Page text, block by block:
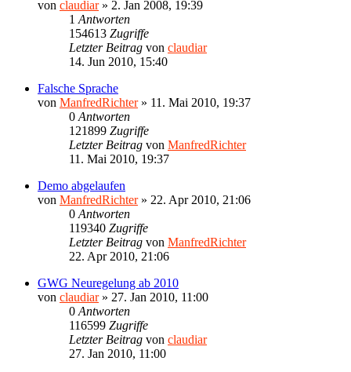
von claudiar» 2. Jan 2008, 19:39
1 Antworten
154613 Zugriffe
Letzter Beitrag von claudiar
14. Jun 2010, 15:40
Falsche Sprache
von ManfredRichter» 11. Mai 2010, 19:37
0 Antworten
121899 Zugriffe
Letzter Beitrag von ManfredRichter
11. Mai 2010, 19:37
Demo abgelaufen
von ManfredRichter» 22. Apr 2010, 21:06
0 Antworten
119340 Zugriffe
Letzter Beitrag von ManfredRichter
22. Apr 2010, 21:06
GWG Neuregelung ab 2010
von claudiar» 27. Jan 2010, 11:00
0 Antworten
116599 Zugriffe
Letzter Beitrag von claudiar
27. Jan 2010, 11:00